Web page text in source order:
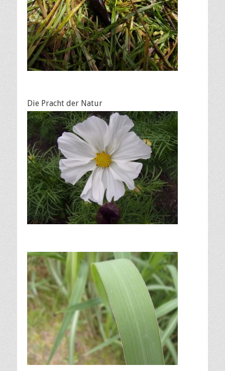
Die Pracht der Natur